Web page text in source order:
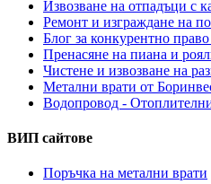
Извозване на отпадъци с
Ремонт и изграждане на
Блог за конкурентно
Пренасяне на пиана и
Чистене и извозване на
Метални врати от
Водопровод -
ВИП сайтове
Поръчка на метални врати